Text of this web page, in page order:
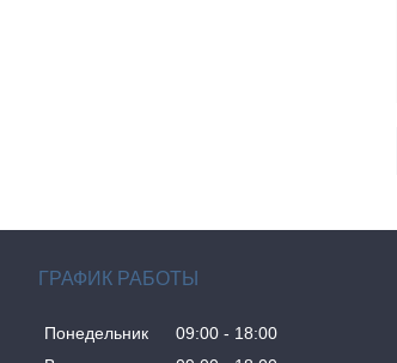
ГРАФИК РАБОТЫ
Понедельник 09:00
18:00